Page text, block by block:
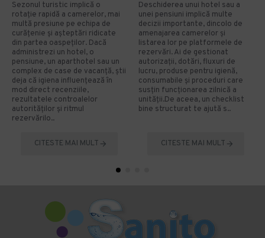
Sezonul turistic implică o
rotație rapidă a camerelor, mai
multă presiune pe echipa de
curățenie și așteptări ridicate
din partea oaspeților. Dacă
administrezi un hotel, o
pensiune, un aparthotel sau un
complex de case de vacanță, știi
deja că igiena influențează în
mod direct recenziile,
rezultatele controalelor
autorităților și ritmul
rezervărilo..
CITESTE MAI MULT
Deschiderea unui hotel sau a
unei pensiuni implică multe
decizii importante, dincolo de
amenajarea camerelor și
listarea lor pe platformele de
rezervări. Ai de gestionat
autorizații, dotări, fluxuri de
lucru, produse pentru igienă,
consumabile și proceduri care
susțin funcționarea zilnică a
unității.De aceea, un checklist
bine structurat te ajută s..
CITESTE MAI MULT